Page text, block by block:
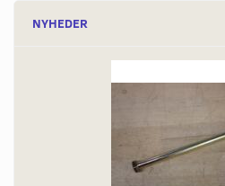
NYHEDER